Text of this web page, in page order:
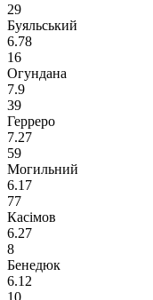
29
Буяльський
6.78
16
Огундана
7.9
39
Герреро
7.27
59
Могильний
6.17
77
Касімов
6.27
8
Бенедюк
6.12